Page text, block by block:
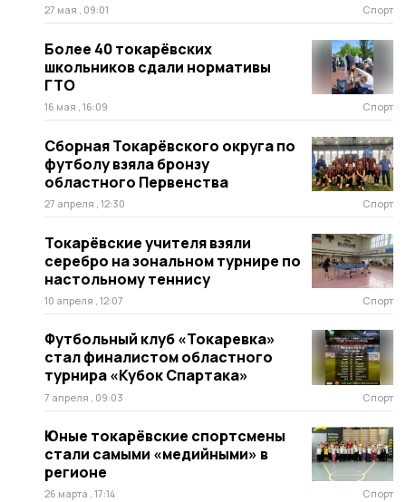
27 мая , 09:01 Спорт
Более 40 токарёвских
школьников сдали нормативы
ГТО
16 мая , 16:09 Спорт
Сборная Токарёвского округа по
футболу взяла бронзу
областного Первенства
27 апреля , 12:30 Спорт
Токарёвские учителя взяли
серебро на зональном турнире по
настольному теннису
10 апреля , 12:07 Спорт
Футбольный клуб «Токаревка»
стал финалистом областного
турнира «Кубок Спартака»
7 апреля , 09:03 Спорт
Юные токарёвские спортсмены
стали самыми «медийными» в
регионе
26 марта , 17:14 Спорт